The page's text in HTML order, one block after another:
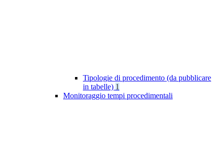
Tipologie di procedimento (da pubblicare
in tabelle) 1
Monitoraggio tempi procedimentali